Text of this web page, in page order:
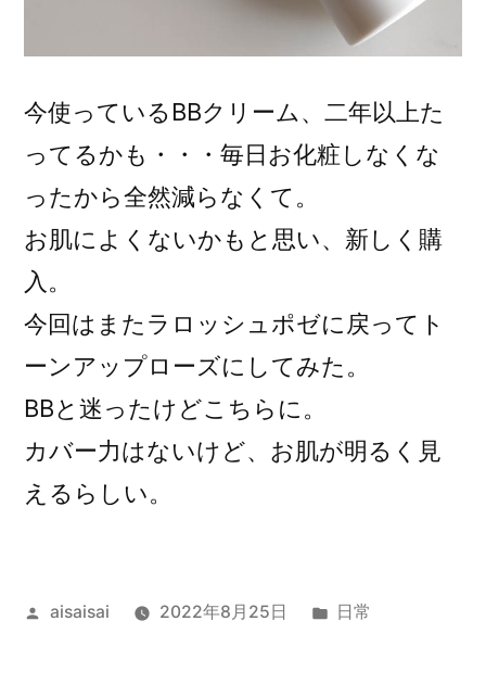
今使っているBBクリーム、二年以上た
ってるかも・・・毎日お化粧しなくな
ったから全然減らなくて。
お肌によくないかもと思い、新しく購
入。
今回はまたラロッシュポゼに戻ってト
ーンアップローズにしてみた。
BBと迷ったけどこちらに。
カバー力はないけど、お肌が明るく見
えるらしい。
投
aisaisai 2022年8月25日
カ
日常